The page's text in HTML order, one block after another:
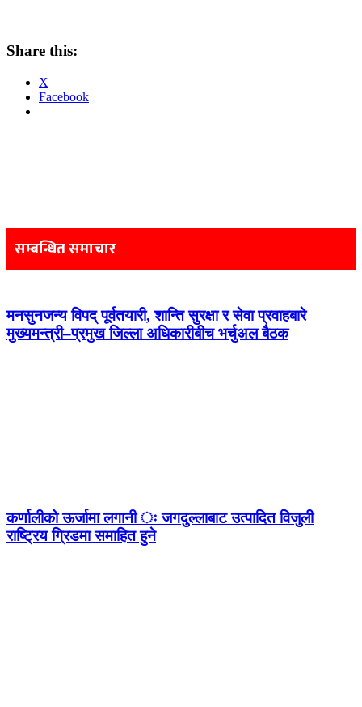
Share this:
X
Facebook
navigation
सम्बन्धित समाचार
मनसुनजन्य विपद् पूर्वतयारी, शान्ति सुरक्षा र सेवा प्रवाहबारे
मुख्यमन्त्री–प्रमुख जिल्ला अधिकारीबीच भर्चुअल बैठक
कर्णालीको ऊर्जामा लगानी ः जगदुल्लाबाट उत्पादित विजुली
राष्ट्रिय ग्रिडमा समाहित हुने